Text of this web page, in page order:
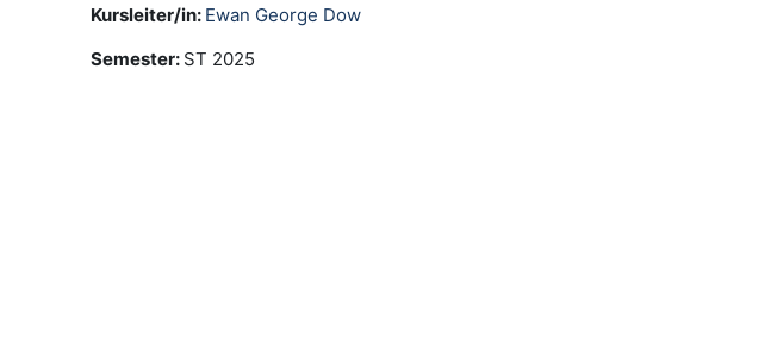
Kursleiter/in: Ewan George Dow
Semester: ST 2025